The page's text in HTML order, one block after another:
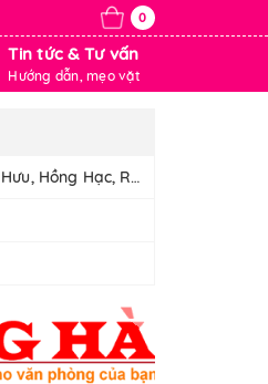
0
Tin tức & Tư vấn
Hướng dẫn, mẹo vặt
Phao Hình Thú (Vịt Hưu, Hồng Hạc, Rùa)